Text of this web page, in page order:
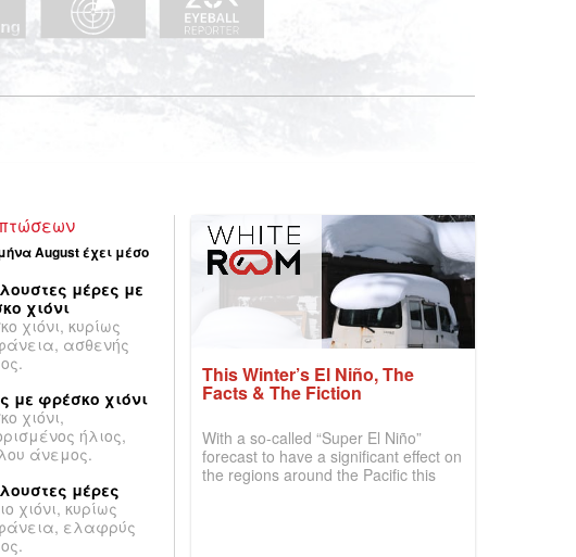
August έχει μέσο
μέρες με
χιόνι
χιόνι, κυρίως
ασθενής
με φρέσκο χιόνι
χιόνι,
ήλιος,
άνεμος.
μέρες
χιόνι, κυρίως
ελαφρύς
This Winter’s El Niño, The
Facts & The Fiction
With a so-called “Super El Niño”
forecast to have a significant effect on
the regions around the Pacific this